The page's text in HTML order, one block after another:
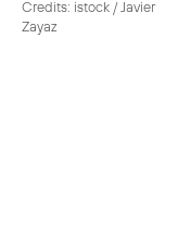
Credits: istock / Javier
Zayaz